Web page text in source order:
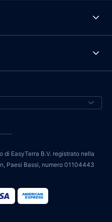
di EasyTerra B.V. registrato nella
Paesi Bassi, numero 01104443